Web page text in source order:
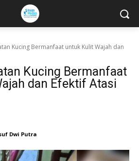
Kucing Bermanfaat untuk Kulit Wajah dan
Kucing Bermanfaat
dan Efektif Atasi
Dwi Putra